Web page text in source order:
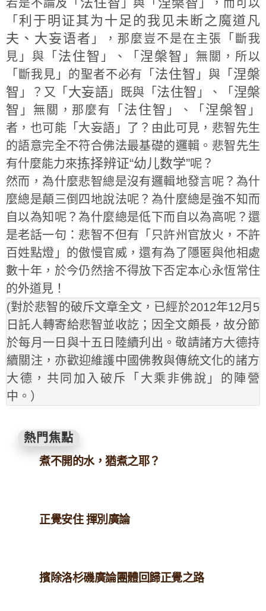
若是不論及「 」與「
」，而可以
「 利于明证其为十足的我见未断之魔道凡
夫、大妄语者 」，那麼豈不是在主張「斷我
見」與「 法住智 」、「 涅槃智 」無關，所以
「斷我見」的聖者不必有「 法住智 」與「 涅槃
智 」？又「 大妄語 」既與「 法住智 」、「 涅槃
智 」無關，那麼有「 法住智 」、「 涅槃智 」
者，也可能「大妄語」了？由此可見，悲智先生
的語意完全不符合佛法最基礎的邏輯。悲智先生
有什麼能力來拣择辨证“幼儿数学”呢？
然而，為什麼悲智總是沒有邏輯地發言呢？為什
麼總是顛三倒四地說法呢？為什麼總是強不知而
自以為知呢？為什麼總是低下而自以為高呢？還
是老話一句：悲智不但有「只許州官放火，不許
百姓點燈」的傲慢官威，還有為了隱匿與他相處
數十年，於今仍然捨不得放下否定本心永恆常住
的外道見！
(對於悲智的破斥文章全文，已經於2012年12月5
日託人轉寄給悲智並收訖；因全文頗長，故分節
於每月一日與十五日陸續刋出。敬請諸方大德持
續關注，亦歡迎維護中國佛教與傳統文化的諸方
大德，共同加入破斥「大乘非佛說」的陣營
中。）
熱門焦點
煮不開的水，猶煮之耶？
正覺安住 揮別廣論
擯除洛杉磯廣論團體回歸正覺之路